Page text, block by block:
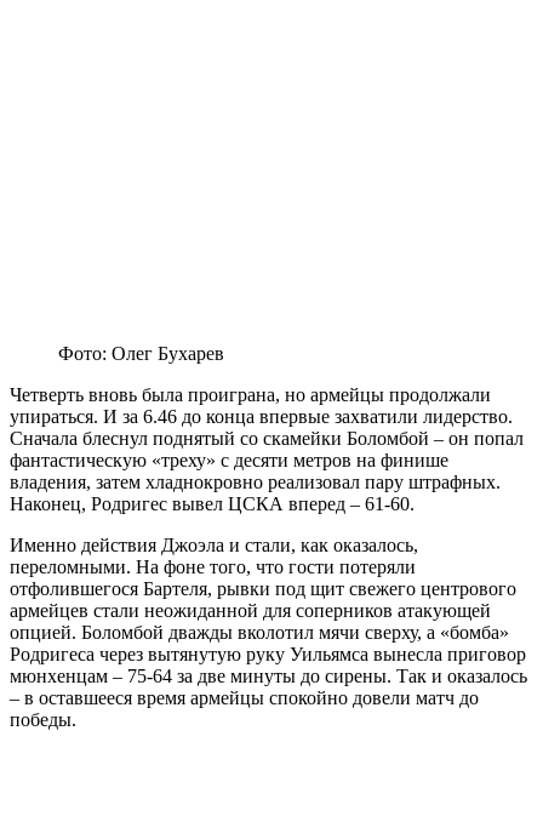
Фото: Олег Бухарев
Четверть вновь была проиграна, но армейцы продолжали
упираться. И за 6.46 до конца впервые захватили лидерство.
Сначала блеснул поднятый со скамейки Боломбой – он попал
фантастическую «треху» с десяти метров на финише
владения, затем хладнокровно реализовал пару штрафных.
Наконец, Родригес вывел ЦСКА вперед – 61-60.
Именно действия Джоэла и стали, как оказалось,
переломными. На фоне того, что гости потеряли
отфолившегося Бартеля, рывки под щит свежего центрового
армейцев стали неожиданной для соперников атакующей
опцией. Боломбой дважды вколотил мячи сверху, а «бомба»
Родригеса через вытянутую руку Уильямса вынесла приговор
мюнхенцам – 75-64 за две минуты до сирены. Так и оказалось
– в оставшееся время армейцы спокойно довели матч до
победы.